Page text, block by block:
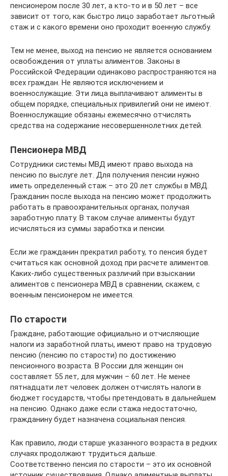
пенсионером после 30 лет, а кто-то и в 50 лет – все
зависит от того, как быстро лицо заработает льготный
стаж и с какого времени оно проходит военную службу.
Тем не менее, выход на пенсию не является основанием
освобождения от уплаты алиментов. Законы в
Российской Федерации одинаково распространяются на
всех граждан. Не являются исключением и
военнослужащие. Эти лица выплачивают алименты в
общем порядке, специальных привилегий они не имеют.
Военнослужащие обязаны ежемесячно отчислять
средства на содержание несовершеннолетних детей.
Пенсионера МВД
Сотрудники системы МВД имеют право выхода на
пенсию по выслуге лет. Для получения пенсии нужно
иметь определенный стаж – это 20 лет службы в МВД.
Гражданин после выхода на пенсию может продолжить
работать в правоохранительных органах, получая
заработную плату. В таком случае алименты будут
исчисляться из суммы заработка и пенсии.
Если же гражданин прекратил работу, то пенсия будет
считаться как основной доход при расчете алиментов.
Каких-либо существенных различий при взыскании
алиментов с пенсионера МВД в сравнении, скажем, с
военным пенсионером не имеется.
По старости
Граждане, работающие официально и отчисляющие
налоги из заработной платы, имеют право на трудовую
пенсию (пенсию по старости) по достижению
пенсионного возраста. В России для женщин он
составляет 55 лет, для мужчин – 60 лет. Не менее
пятнадцати лет человек должен отчислять налоги в
бюджет государств, чтобы претендовать в дальнейшем
на пенсию. Однако даже если стажа недостаточно,
гражданину будет назначена социальная пенсия.
Как правило, люди старше указанного возраста в редких
случаях продолжают трудиться дальше.
Соответственно пенсия по старости – это их основной